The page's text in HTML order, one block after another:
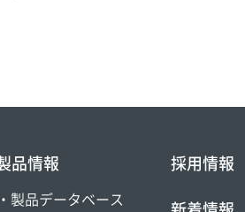
品情報
製品データベース
採用情報